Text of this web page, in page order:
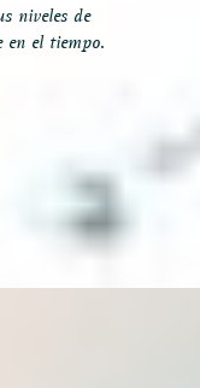
niveles de
en el tiempo.